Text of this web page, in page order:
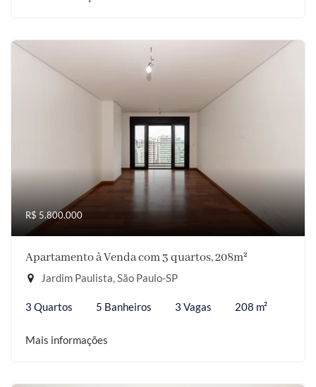
R$ 5.800.000
Apartamento à Venda com 3 quartos, 208m²
Jardim Paulista, São Paulo-SP
3 Quartos 5 Banheiros 3 Vagas 208 m²
Mais informações